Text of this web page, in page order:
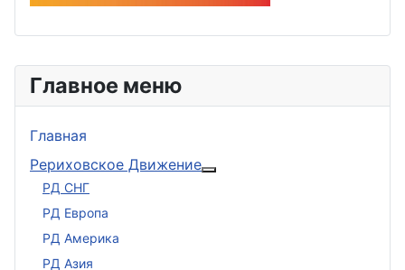
Главное меню
Главная
Рериховское Движение
РД СНГ
РД Европа
РД Америка
РД Азия